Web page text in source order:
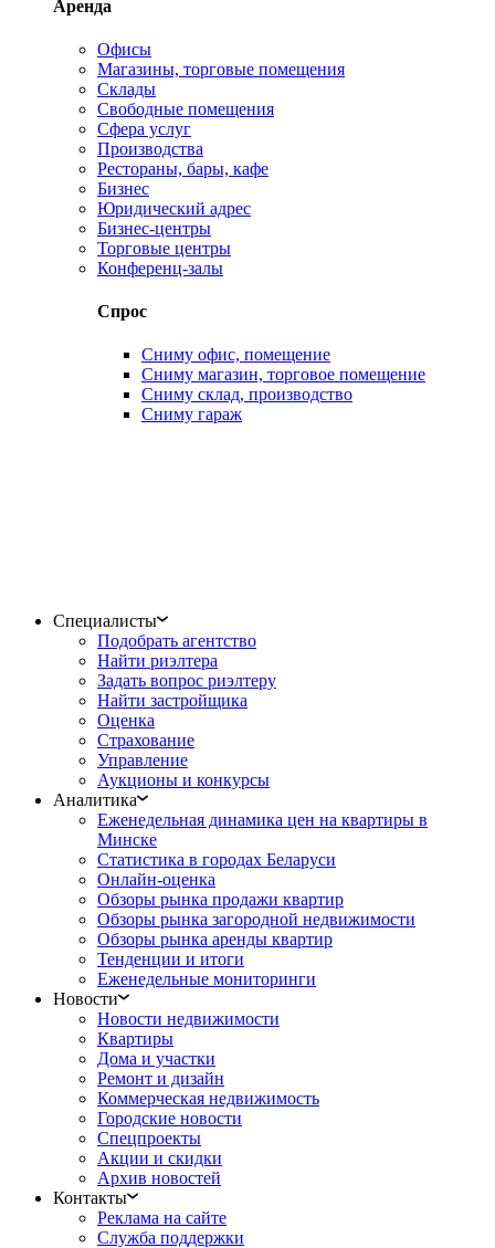
Аренда
Офисы
Магазины, торговые помещения
Склады
Свободные помещения
Сфера услуг
Производства
Рестораны, бары, кафе
Бизнес
Юридический адрес
Бизнес-центры
Торговые центры
Конференц-залы
Спрос
Сниму офис, помещение
Сниму магазин, торговое помещение
Сниму склад, производство
Сниму гараж
Специалисты
Подобрать агентство
Найти риэлтера
Задать вопрос риэлтеру
Найти застройщика
Оценка
Страхование
Управление
Аукционы и конкурсы
Аналитика
Еженедельная динамика цен на квартиры в
Минске
Статистика в городах Беларуси
Онлайн-оценка
Обзоры рынка продажи квартир
Обзоры рынка загородной недвижимости
Обзоры рынка аренды квартир
Тенденции и итоги
Еженедельные мониторинги
Новости
Новости недвижимости
Квартиры
Дома и участки
Ремонт и дизайн
Коммерческая недвижимость
Городские новости
Спецпроекты
Акции и скидки
Архив новостей
Контакты
Реклама на сайте
Служба поддержки